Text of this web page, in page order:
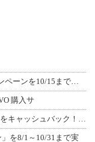
購入サ
」を8/1～10/31まで実